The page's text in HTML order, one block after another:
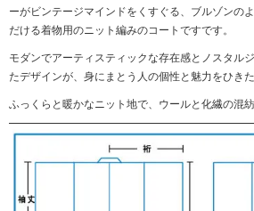
ーがビンテージマインドをくすぐる、ブルゾンの
だける着物用のニット編みのコートですです。
モダンでアーティスティックな存在感とノスタル
たデザインが、身にまとう人の個性と魅力をひき
ふっくらと暖かなニット地で、ウールと化繊の混紡